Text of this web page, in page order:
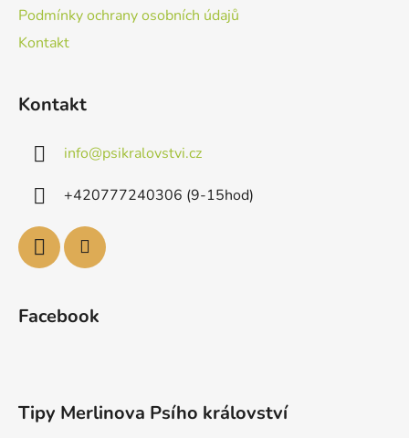
Podmínky ochrany osobních údajů
Kontakt
Kontakt
info@psikralovstvi.cz
+420777240306 (9-15hod)
Facebook
Tipy Merlinova Psího království